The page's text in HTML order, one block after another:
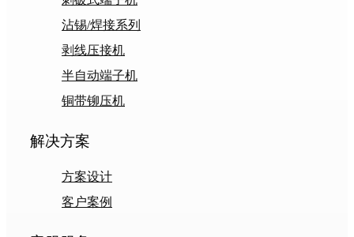
沾锡/焊接系列
剥线压接机
半自动端子机
铜带铆压机
解决方案
方案设计
客户案例